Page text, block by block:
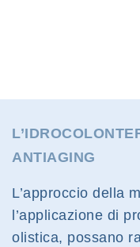
ANTIAGING
L’approccio della
l’applicazione di
olistica, possano